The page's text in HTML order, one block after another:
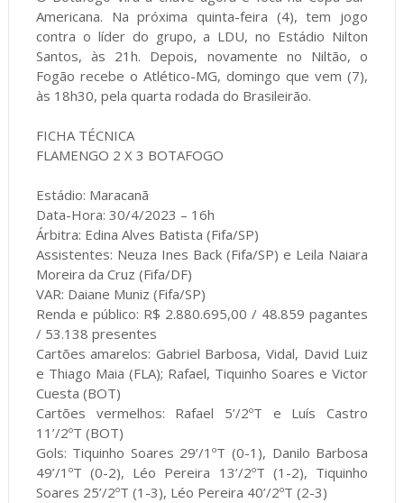
Americana. Na próxima quinta-feira (4), tem jogo
contra o líder do grupo, a LDU, no Estádio Nilton
Santos, às 21h. Depois, novamente no Niltão, o
Fogão recebe o Atlético-MG, domingo que vem (7),
às 18h30, pela quarta rodada do Brasileirão.
FICHA TÉCNICA
FLAMENGO 2 X 3 BOTAFOGO
Estádio: Maracanã
Data-Hora: 30/4/2023 – 16h
Árbitra: Edina Alves Batista (Fifa/SP)
Assistentes: Neuza Ines Back (Fifa/SP) e Leila Naiara
Moreira da Cruz (Fifa/DF)
VAR: Daiane Muniz (Fifa/SP)
Renda e público: R$ 2.880.695,00 / 48.859 pagantes
/ 53.138 presentes
Cartões amarelos: Gabriel Barbosa, Vidal, David Luiz
e Thiago Maia (FLA); Rafael, Tiquinho Soares e Victor
Cuesta (BOT)
Cartões vermelhos: Rafael 5’/2ºT e Luís Castro
11’/2ºT (BOT)
Gols: Tiquinho Soares 29’/1ºT (0-1), Danilo Barbosa
49’/1ºT (0-2), Léo Pereira 13’/2ºT (1-2), Tiquinho
Soares 25’/2ºT (1-3), Léo Pereira 40’/2ºT (2-3)